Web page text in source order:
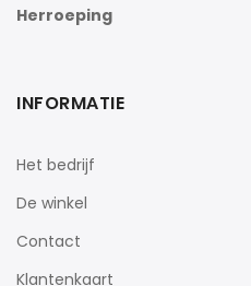
Herroeping
INFORMATIE
Het bedrijf
De winkel
Contact
Klantenkaart